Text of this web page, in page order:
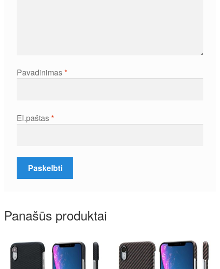
Pavadinimas*
El.paštas*
Panašūs produktai